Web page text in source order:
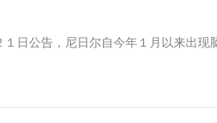
日公告，尼日尔自今年１月以来出现